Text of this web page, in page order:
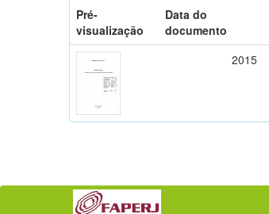
Pré-
visualização
Data do
documento
2015